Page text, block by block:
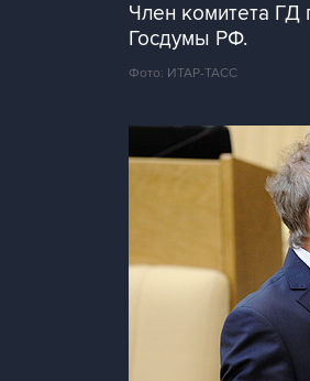
Член комитета ГД
Госдумы РФ.
Фото: ИТАР-ТАСС